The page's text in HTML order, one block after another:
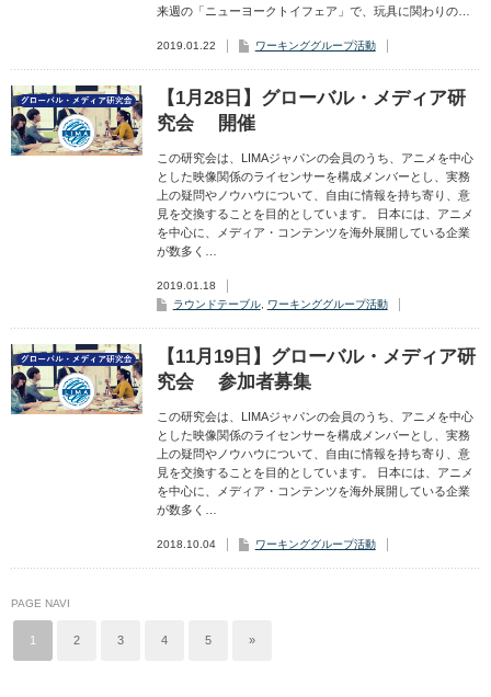
来週の「ニューヨークトイフェア」で、玩具に関わりの…
2019.01.22 ワーキンググループ活動
【1月28日】グローバル・メディア研
究会 開催
この研究会は、LIMAジャパンの会員のうち、アニメを中心
とした映像関係のライセンサーを構成メンバーとし、実務
上の疑問やノウハウについて、自由に情報を持ち寄り、意
見を交換することを目的としています。 日本には、アニメ
を中心に、メディア・コンテンツを海外展開している企業
が数多く…
2019.01.18
ラウンドテーブル, ワーキンググループ活動
【11月19日】グローバル・メディア研
究会 参加者募集
この研究会は、LIMAジャパンの会員のうち、アニメを中心
とした映像関係のライセンサーを構成メンバーとし、実務
上の疑問やノウハウについて、自由に情報を持ち寄り、意
見を交換することを目的としています。 日本には、アニメ
を中心に、メディア・コンテンツを海外展開している企業
が数多く…
2018.10.04 ワーキンググループ活動
PAGE NAVI
1 2 3 4 5 »